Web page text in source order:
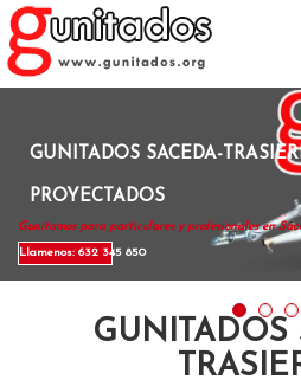
GUNITADOS SACEDA-
PROYECTADOS
Gunitamos para particulares y profesionales en
Llamenos: 632 345 850
GUNITADOS